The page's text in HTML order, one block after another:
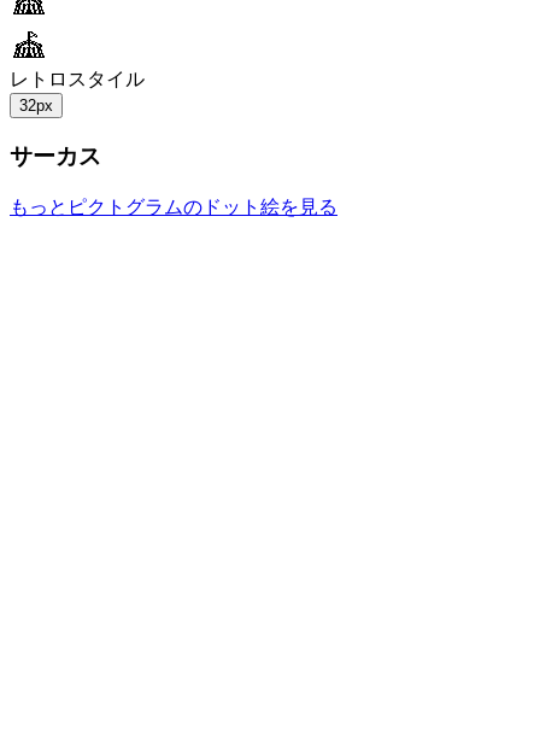
レトロスタイル
32px
サーカス
もっとピクトグラムのドット絵を見る